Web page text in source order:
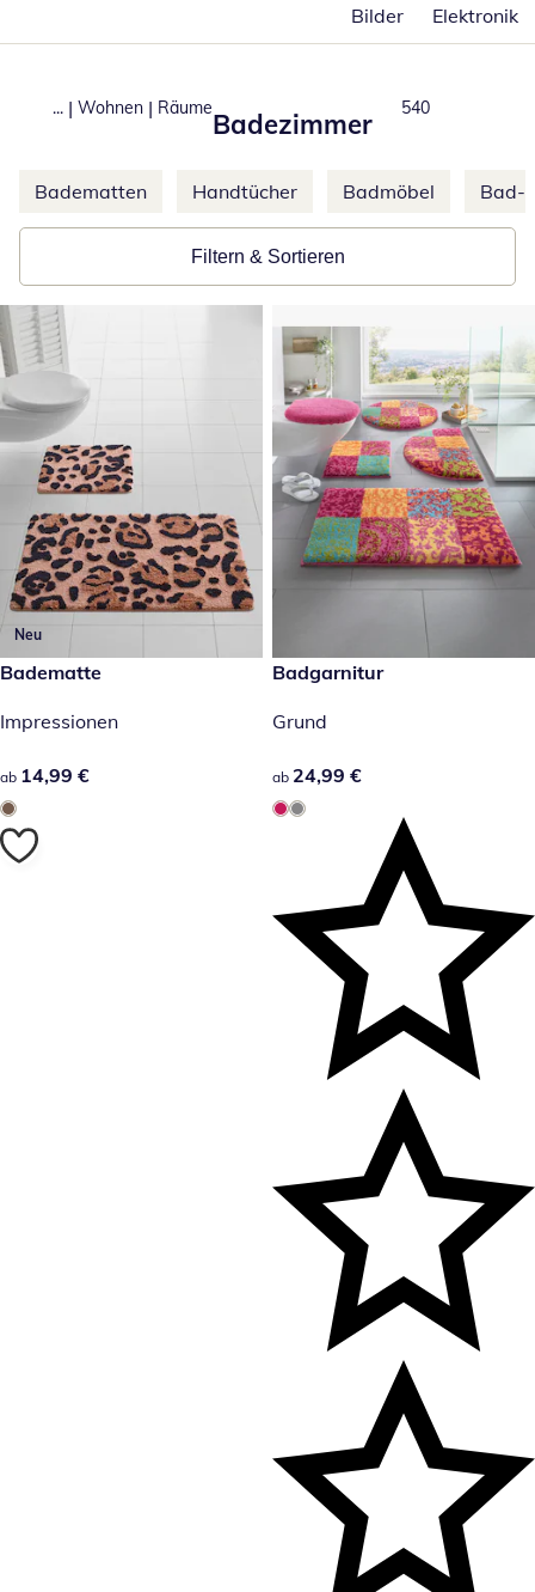
Bilder
Elektronik
... | Wohnen | Räume
Badezimmer
Produkte
540
Weitere Kategorien überspringen
Badematten Handtücher Badmöbel Bad-
Filtern & Sortieren
Neu
14,99 €
Badematte
Impressionen
14,99 €
ab 14,99 €
24,99 €
Badgarnitur
Grund
24,99 €
ab 24,99 €